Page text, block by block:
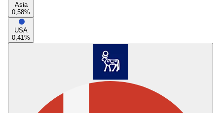
Asia
0,58%
USA
0,41%